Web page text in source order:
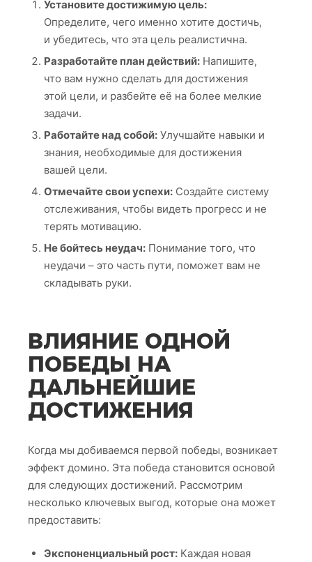
Установите достижимую цель:
Определите, чего именно хотите достичь,
и убедитесь, что эта цель реалистична.
Разработайте план действий:Напишите,
что вам нужно сделать для достижения
этой цели, и разбейте её на более мелкие
задачи.
Работайте над собой:Улучшайте навыки и
знания, необходимые для достижения
вашей цели.
Отмечайте свои успехи:Создайте систему
отслеживания, чтобы видеть прогресс и не
терять мотивацию.
Не бойтесь неудач:Понимание того, что
неудачи – это часть пути, поможет вам не
складывать руки.
ВЛИЯНИЕ ОДНОЙ
ПОБЕДЫ НА
ДАЛЬНЕЙШИЕ
ДОСТИЖЕНИЯ
Когда мы добиваемся первой победы, возникает
эффект домино. Эта победа становится основой
для следующих достижений. Рассмотрим
несколько ключевых выгод, которые она может
предоставить:
Экспоненциальный рост:Каждая новая